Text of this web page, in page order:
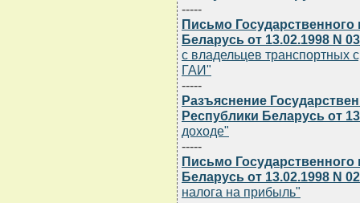
-----
Письмо Государственного
Беларусь от 13.02.1998 N
с владельцев транспортных
ГАИ"
-----
Разъяснение
Республики Беларусь от
доходе"
-----
Письмо Государственного
Беларусь от 13.02.1998 N
налога на прибыль"